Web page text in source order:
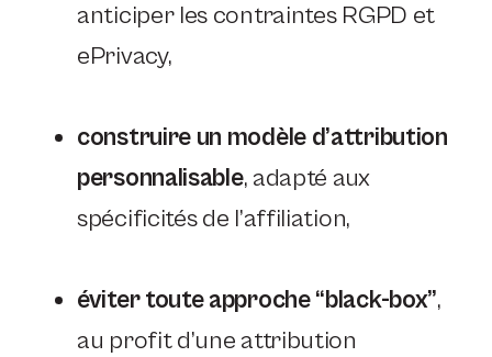
anticiper les contraintes RGPD et
ePrivacy,
construire un modèle d’attribution
personnalisable, adapté aux
spécificités de l’affiliation,
éviter toute approche “black-box”,
au profit d’une attribution